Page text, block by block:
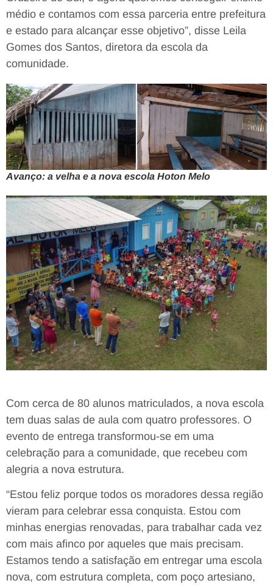
médio e contamos com essa parceria entre prefeitura
e estado para alcançar esse objetivo”, disse Leila
Gomes dos Santos, diretora da escola da
comunidade.
Avanço: a velha e a nova escola Hoton Melo
Com cerca de 80 alunos matriculados, a nova escola
tem duas salas de aula com quatro professores. O
evento de entrega transformou-se em uma
celebração para a comunidade, que recebeu com
alegria a nova estrutura.
“Estou feliz porque todos os moradores dessa região
vieram para celebrar essa conquista. Estou com
minhas energias renovadas, para trabalhar cada vez
com mais afinco por aqueles que mais precisam.
Estamos tendo a satisfação em entregar uma escola
nova, com estrutura completa, com poço artesiano,